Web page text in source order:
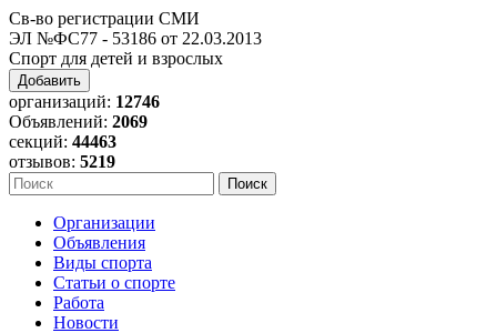
Св-во регистрации СМИ
ЭЛ №ФС77 - 53186 от 22.03.2013
Спорт для детей и взрослых
Добавить
организаций: 12746
Объявлений: 2069
секций: 44463
отзывов: 5219
Организации
Объявления
Виды спорта
Статьи о спорте
Работа
Новости